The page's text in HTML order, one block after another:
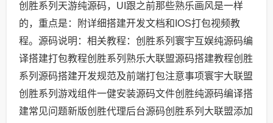
创胜系列天游纯源码，UI跟之前那些熟乐画风是一样
的，重点是：附详细搭建开发文档和IOS打包视频教
程。源码说明：相关教程：创胜系列寰宇互娱纯源码编
译搭建打包教程创胜系列熟乐大联盟源码搭建教程创胜
系列源码搭建开发规范及前端打包注意事项寰宇大联盟
创胜系列游戏组件一健安装源码文件创胜纯源码编译搭
建常见问题新版创胜代理后台源码创胜系列大联盟添加